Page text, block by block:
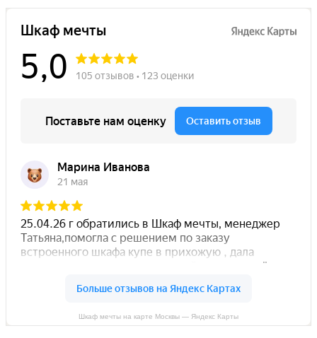
Шкаф мечты на карте Москвы — Яндекс Карты